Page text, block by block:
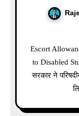
Escort Allowance Scheme: ₹600 Monthly Assistance
to Disabled
सरकार ने